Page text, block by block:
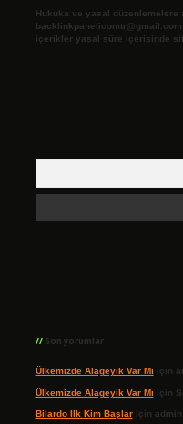
Hukuka ve yasal düzenlemelere
backlinkpanelicomtr@gmail.com
içerikler yasal süre içerisinde
Son yorumlar
Ülkemizde Alageyik Var Mı için
Ülkemizde Alageyik Var Mı için
Bilardo Ilk Kim Başlariçin admin